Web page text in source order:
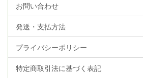
お問い合わせ
発送・支払方法
プライバシーポリシー
特定商取引法に基づく表記